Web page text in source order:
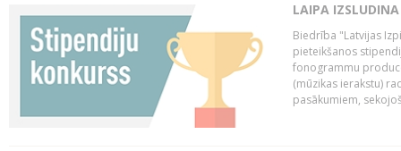
LAIPA
Biedrība "Latvijas
pieteikšanos
fonogrammu
(mūzikas ierakstu)
pasākumiem,